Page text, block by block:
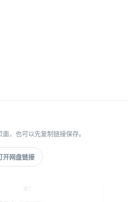
，也可以先复制链接保存。
开网盘链接